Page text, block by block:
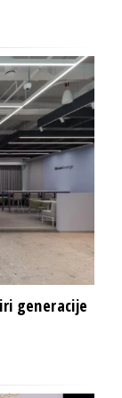
generacije